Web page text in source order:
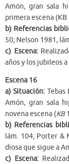
Amón, gran sala
primera escena (KB
b) Referencias
50; Nelson 1981,
c) Escena:
años y los jubileos a
Escena 16
a) Situación: Tebas
Amón, gran sala
novena escena (KB
b) Referencias
lám. 104; Porter &
diosa que sigue a
c) Escena: